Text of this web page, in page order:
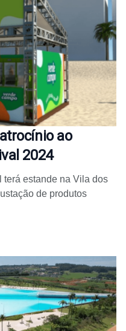
ao
2024
terá estande na Vila dos
de produtos